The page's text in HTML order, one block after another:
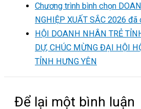
Chương trình bình chọn
NGHIỆP XUẤT SẮC 2026
HỘI DOANH NHÂN TRẺ
DỰ, CHÚC MỪNG ĐẠI HỘI
TỈNH HƯNG YÊN
Để lại một bình luận